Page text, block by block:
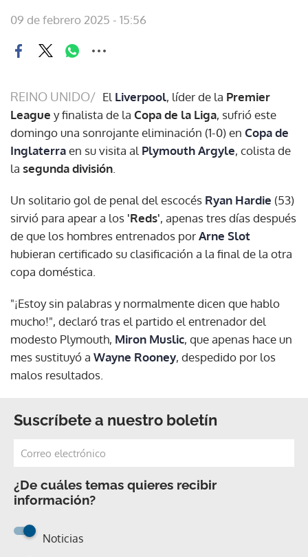
09 de febrero 2025 - 15:56
REINO UNIDO/ El Liverpool, líder de la Premier
League y finalista de la Copa de la Liga, sufrió este
domingo una sonrojante eliminación (1-0) en Copa de
Inglaterraen su visita al Plymouth Argyle, colista de
la segunda división
Un solitario gol de penal del escocés Ryan Hardie (53)
sirvió para apear a los 'Reds', apenas tres días después
de que los hombres entrenados porArne Slot
hubieran certificado su clasificación a la final de la otra
copa doméstica.
"¡Estoy sin palabras y normalmente dicen que hablo
mucho!", declaró tras el partido el entrenador del
modesto Plymouth, Miron Muslic, que apenas hace un
mes sustituyó a Wayne Rooney, despedido por los
malos resultados.
Suscríbete a nuestro boletín
¿De cuáles temas quieres recibir
información?
Noticias